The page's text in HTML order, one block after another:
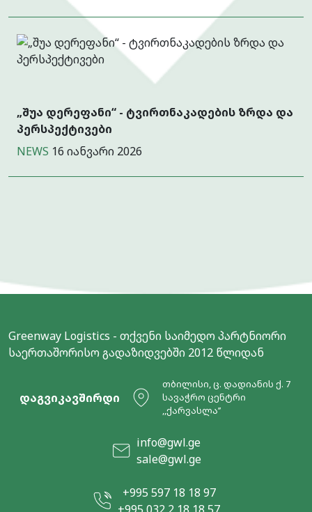
„შუა დერეფანი“ - ტვირთნაკადების ზრდა და
პერსპექტივები
NEWS 16 იანვარი 2026
Greenway Logistics - თქვენი საიმედო პარტნიორი
საერთაშორისო გადაზიდვებში 2012 წლიდან
დაგვიკავშირდი
თბილისი, ც. დადიანის ქ. 7
სავაჭრო ცენტრი
,,ქარვასლა’’
info@gwl.ge
sale@gwl.ge
+995 597 18 18 97